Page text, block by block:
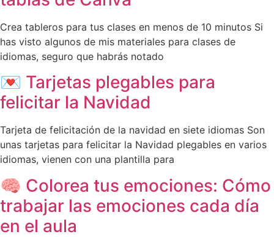
Crea tableros para tus clases en menos de 10 minutos Si
has visto algunos de mis materiales para clases de
idiomas, seguro que habrás notado
💌 Tarjetas plegables para
felicitar la Navidad
Tarjeta de felicitación de la navidad en siete idiomas Son
unas tarjetas para felicitar la Navidad plegables en varios
idiomas, vienen con una plantilla para
🧠 Colorea tus emociones: Cómo
trabajar las emociones cada día
en el aula